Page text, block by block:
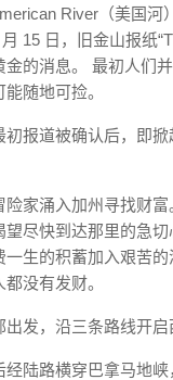
River（美国河
15 日，旧金山报纸
金的消息。 最初人们
随地可捡。
初报道被确认后，即
险家涌入加州寻找财
望尽快到达那里的急
生的积蓄加入艰苦的
没有发财。
发，沿三条路线开启
经陆路横穿巴拿马地